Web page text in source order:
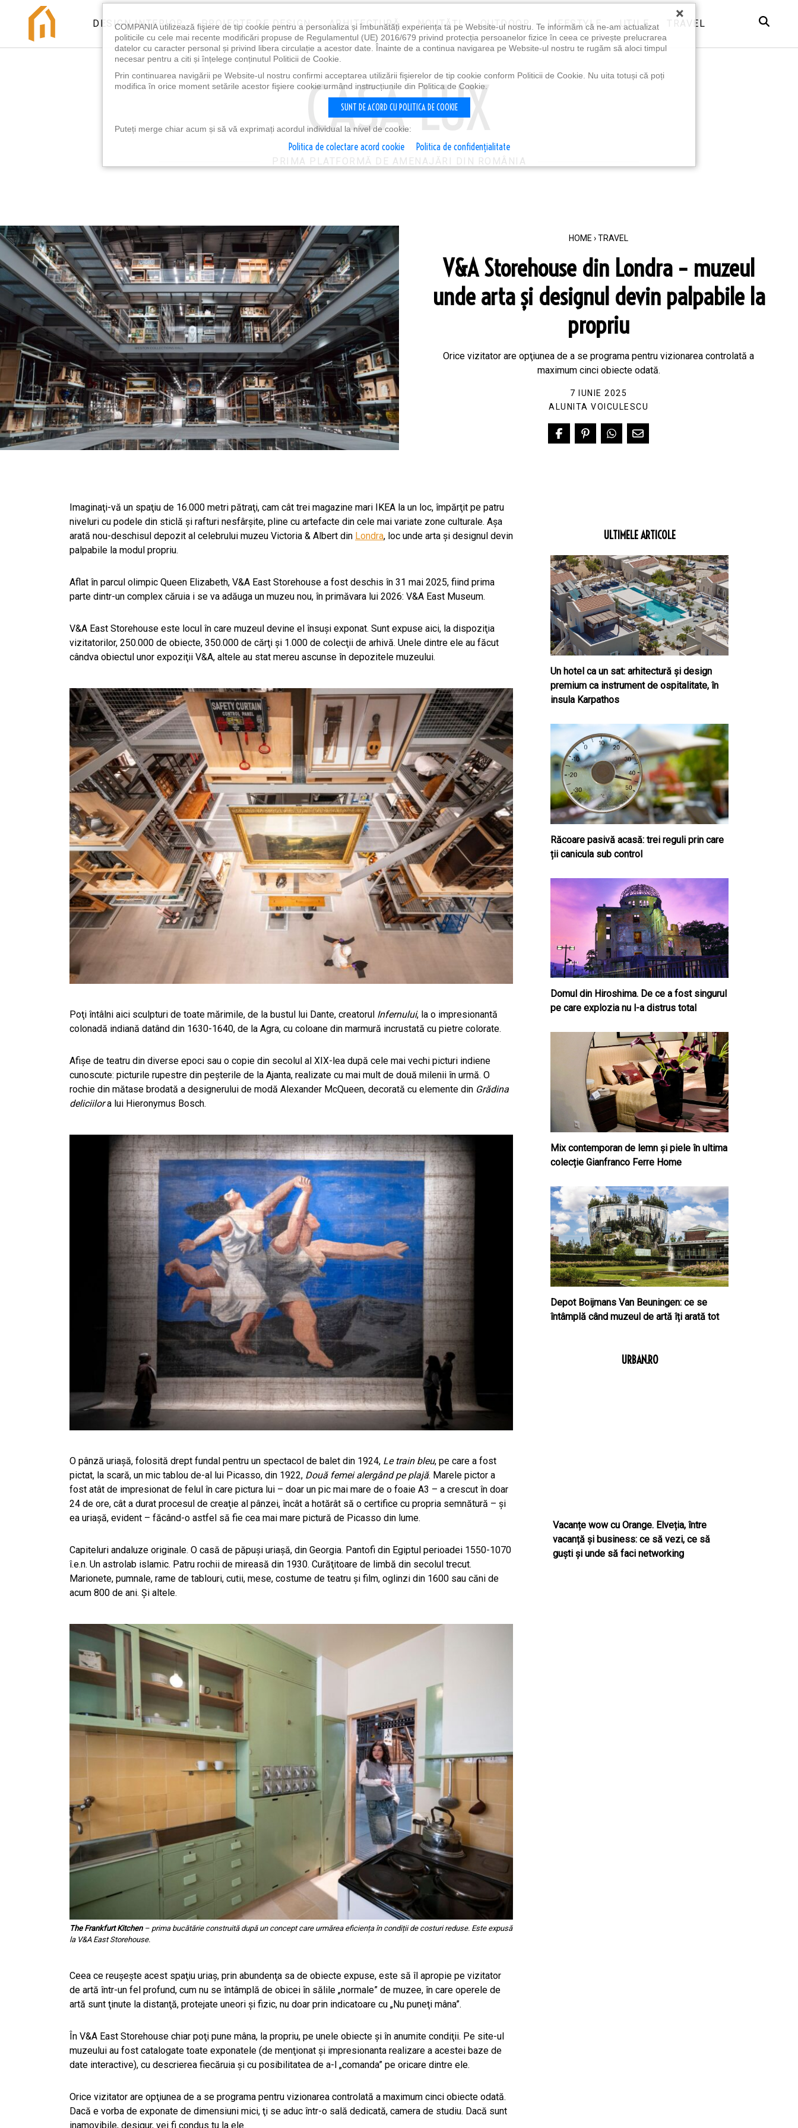
DESIGN INTERIOR PROIECTE DE DESIGN ARHITECTURĂ NOUTĂȚI OUTDOOR LIFESTYLE UTILE TRAVEL
PRIMA PLATFORMĂ DE AMENAJĂRI DIN ROMÂNIA
HOME ›TRAVEL
V&A Storehouse din Londra – muzeul
unde arta și designul devin palpabile la
propriu
Orice vizitator are opţiunea de a se programa pentru vizionarea controlată a
maximum cinci obiecte odată.
7 IUNIE 2025
ALUNITA VOICULESCU
Imaginaţi-vă un spaţiu de 16.000 metri pătraţi, cam cât trei magazine mari IKEA la un loc, împărţit pe patru
niveluri cu podele din sticlă şi rafturi nesfârşite, pline cu artefacte din cele mai variate zone culturale. Aşa
arată nou-deschisul depozit al celebrului muzeu Victoria & Albert din Londra, loc unde arta și designul devin
palpabile la modul propriu.
Aflat în parcul olimpic Queen Elizabeth, V&A East Storehouse a fost deschis în 31 mai 2025, fiind prima
parte dintr-un complex căruia i se va adăuga un muzeu nou, în primăvara lui 2026: V&A East Museum.
V&A East Storehouse este locul în care muzeul devine el însuşi exponat. Sunt expuse aici, la dispoziţia
vizitatorilor, 250.000 de obiecte, 350.000 de cărţi şi 1.000 de colecţii de arhivă. Unele dintre ele au făcut
cândva obiectul unor expoziţii V&A, altele au stat mereu ascunse în depozitele muzeului.
Poţi întâlni aici sculpturi de toate mărimile, de la bustul lui Dante, creatorul Infernului, la o impresionantă
colonadă indiană datând din 1630-1640, de la Agra, cu coloane din marmură incrustată cu pietre colorate.
Afişe de teatru din diverse epoci sau o copie din secolul al XIX-lea după cele mai vechi picturi indiene
cunoscute: picturile rupestre din peşterile de la Ajanta, realizate cu mai mult de două milenii în urmă. O
rochie din mătase brodată a designerului de modă Alexander McQueen, decorată cu elemente din Grădina
deliciilora lui Hieronymus Bosch.
O pânză uriaşă, folosită drept fundal pentru un spectacol de balet din 1924, Le train bleu, pe care a fost
pictat, la scară, un mic tablou de-al lui Picasso, din 1922, Două femei alergând pe plajă. Marele pictor a
fost atât de impresionat de felul în care pictura lui – doar un pic mai mare de o foaie A3 – a crescut în doar
24 de ore, cât a durat procesul de creaţie al pânzei, încât a hotărât să o certifice cu propria semnătură – şi
ea uriaşă, evident – făcând-o astfel să fie cea mai mare pictură de Picasso din lume.
Capiteluri andaluze originale. O casă de păpuşi uriaşă, din Georgia. Pantofi din Egiptul perioadei 1550-1070
î.e.n. Un astrolab islamic. Patru rochii de mireasă din 1930. Curăţitoare de limbă din secolul trecut.
Marionete, pumnale, rame de tablouri, cutii, mese, costume de teatru şi film, oglinzi din 1600 sau căni de
acum 800 de ani. Şi altele.
The Frankfurt Kitchen– prima bucătărie construită după un concept care urmărea eficiența în condiții de costuri reduse. Este expusă
la V&A East Storehouse.
Ceea ce reuşeşte acest spaţiu uriaş, prin abundenţa sa de obiecte expuse, este să îl apropie pe vizitator
de artă într-un fel profund, cum nu se întâmplă de obicei în sălile „normale” de muzee, în care operele de
artă sunt ţinute la distanţă, protejate uneori şi fizic, nu doar prin indicatoare cu „Nu puneţi mâna”.
În V&A East Storehouse chiar poţi pune mâna, la propriu, pe unele obiecte şi în anumite condiţii. Pe site-ul
muzeului au fost catalogate toate exponatele (de menţionat şi impresionanta realizare a acestei baze de
date interactive), cu descrierea fiecăruia şi cu posibilitatea de a-l „comanda” pe oricare dintre ele.
Orice vizitator are opţiunea de a se programa pentru vizionarea controlată a maximum cinci obiecte odată.
Dacă e vorba de exponate de dimensiuni mici, ţi se aduc într-o sală dedicată, camera de studiu. Dacă sunt
inamovibile, desigur, vei fi condus tu la ele.
ULTIMELE ARTICOLE
Un hotel ca un sat: arhitectură și design
premium ca instrument de ospitalitate, în
insula Karpathos
Răcoare pasivă acasă: trei reguli prin care
ții canicula sub control
Domul din Hiroshima. De ce a fost singurul
pe care explozia nu l-a distrus total
Mix contemporan de lemn şi piele în ultima
colecție Gianfranco Ferre Home
Depot Boijmans Van Beuningen: ce se
întâmplă când muzeul de artă îți arată tot
URBAN.RO
Vacanțe wow cu Orange. Elveția, între
vacanță și business: ce să vezi, ce să
guști și unde să faci networking
×
COMPANIA utilizează fişiere de tip cookie pentru a personaliza și îmbunătăți experiența ta pe Website-ul nostru. Te informăm că ne-am actualizat
politicile cu cele mai recente modificări propuse de Regulamentul (UE) 2016/679 privind protecția persoanelor fizice în ceea ce privește prelucrarea
datelor cu caracter personal și privind libera circulație a acestor date. Înainte de a continua navigarea pe Website-ul nostru te rugăm să aloci timpul
necesar pentru a citi și înțelege conținutul Politicii de Cookie.
Prin continuarea navigării pe Website-ul nostru confirmi acceptarea utilizării fişierelor de tip cookie conform Politicii de Cookie. Nu uita totuși că poți
modifica în orice moment setările acestor fişiere cookie urmând instrucțiunile din Politica de Cookie.
SUNT DE ACORD CU POLITICA DE COOKIE
Puteți merge chiar acum și să vă exprimați acordul individual la nivel de cookie:
Politica de colectare acord cookie Politica de confidențialitate